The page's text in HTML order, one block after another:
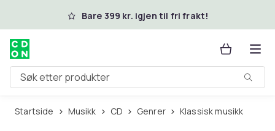
Hopp til hovedinnholdBare 399 kr. igjen til fri frakt!
Søk etter produkter
Startside Musikk CD Genrer Klassisk musikk